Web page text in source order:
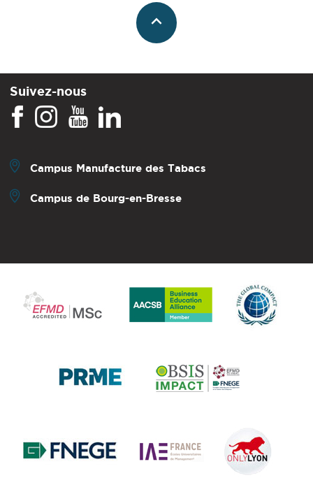
Suivez-nous
Campus Manufacture des Tabacs
Campus de Bourg-en-Bresse